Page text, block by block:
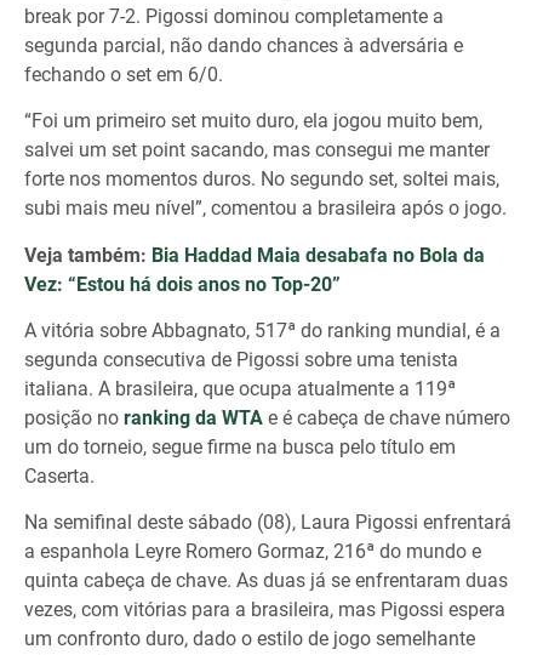
break por 7-2. Pigossi dominou completamente a
segunda parcial, não dando chances à adversária e
fechando o set em 6/0.
“Foi um primeiro set muito duro, ela jogou muito bem,
salvei um set point sacando, mas consegui me manter
forte nos momentos duros. No segundo set, soltei mais,
subi mais meu nível”, comentou a brasileira após o jogo.
Veja também: Bia Haddad Maia desabafa no Bola da
Vez: “Estou há dois anos no Top-20”
A vitória sobre Abbagnato, 517ª do ranking mundial, é a
segunda consecutiva de Pigossi sobre uma tenista
italiana. A brasileira, que ocupa atualmente a 119ª
posição no ranking da WTA e é cabeça de chave número
um do torneio, segue firme na busca pelo título em
Caserta.
Na semifinal deste sábado (08), Laura Pigossi enfrentará
a espanhola Leyre Romero Gormaz, 216ª do mundo e
quinta cabeça de chave. As duas já se enfrentaram duas
vezes, com vitórias para a brasileira, mas Pigossi espera
um confronto duro, dado o estilo de jogo semelhante